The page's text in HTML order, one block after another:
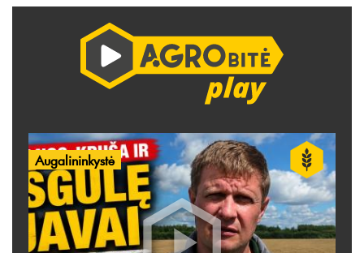
Augalininkystė